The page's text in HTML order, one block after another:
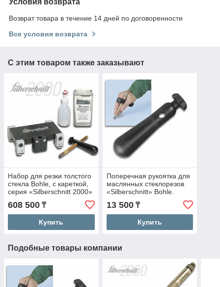
Возврат товара в течение 14 дней по договоренности
Все условия возврата
С этим товаром также заказывают
Набор для резки толстого
стекла Bohle, с кареткой,
серия «Silberschnitt 2000»
608 500 ₸
Купить
Поперечная рукоятка для
маслянных стеклорезов
«Silberschnitt» Bohle.
13 500₸
Купить
Подобные товары компании